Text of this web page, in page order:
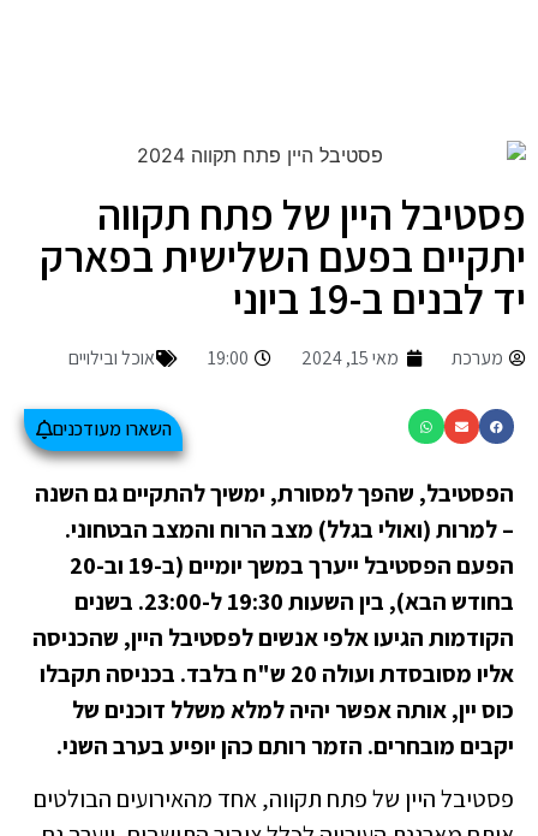
פסטיבל היין של פתח תקווה
יתקיים בפעם השלישית בפארק
יד לבנים ב-19 ביוני
מערכת מאי 15, 2024 19:00 אוכל ובילויים
השארו מעודכנים
הפסטיבל, שהפך למסורת, ימשיך להתקיים גם השנה
– למרות (ואולי בגלל) מצב הרוח והמצב הבטחוני.
הפעם הפסטיבל ייערך במשך יומיים (ב-19 וב-20
בחודש הבא), בין השעות 19:30 ל-23:00. בשנים
הקודמות הגיעו אלפי אנשים לפסטיבל היין, שהכניסה
אליו מסובסדת ועולה 20 ש"ח בלבד. בכניסה תקבלו
כוס יין, אותה אפשר יהיה למלא משלל דוכנים של
יקבים מובחרים. הזמר רותם כהן יופיע בערב השני.
פסטיבל היין של פתח תקווה, אחד מהאירועים הבולטים